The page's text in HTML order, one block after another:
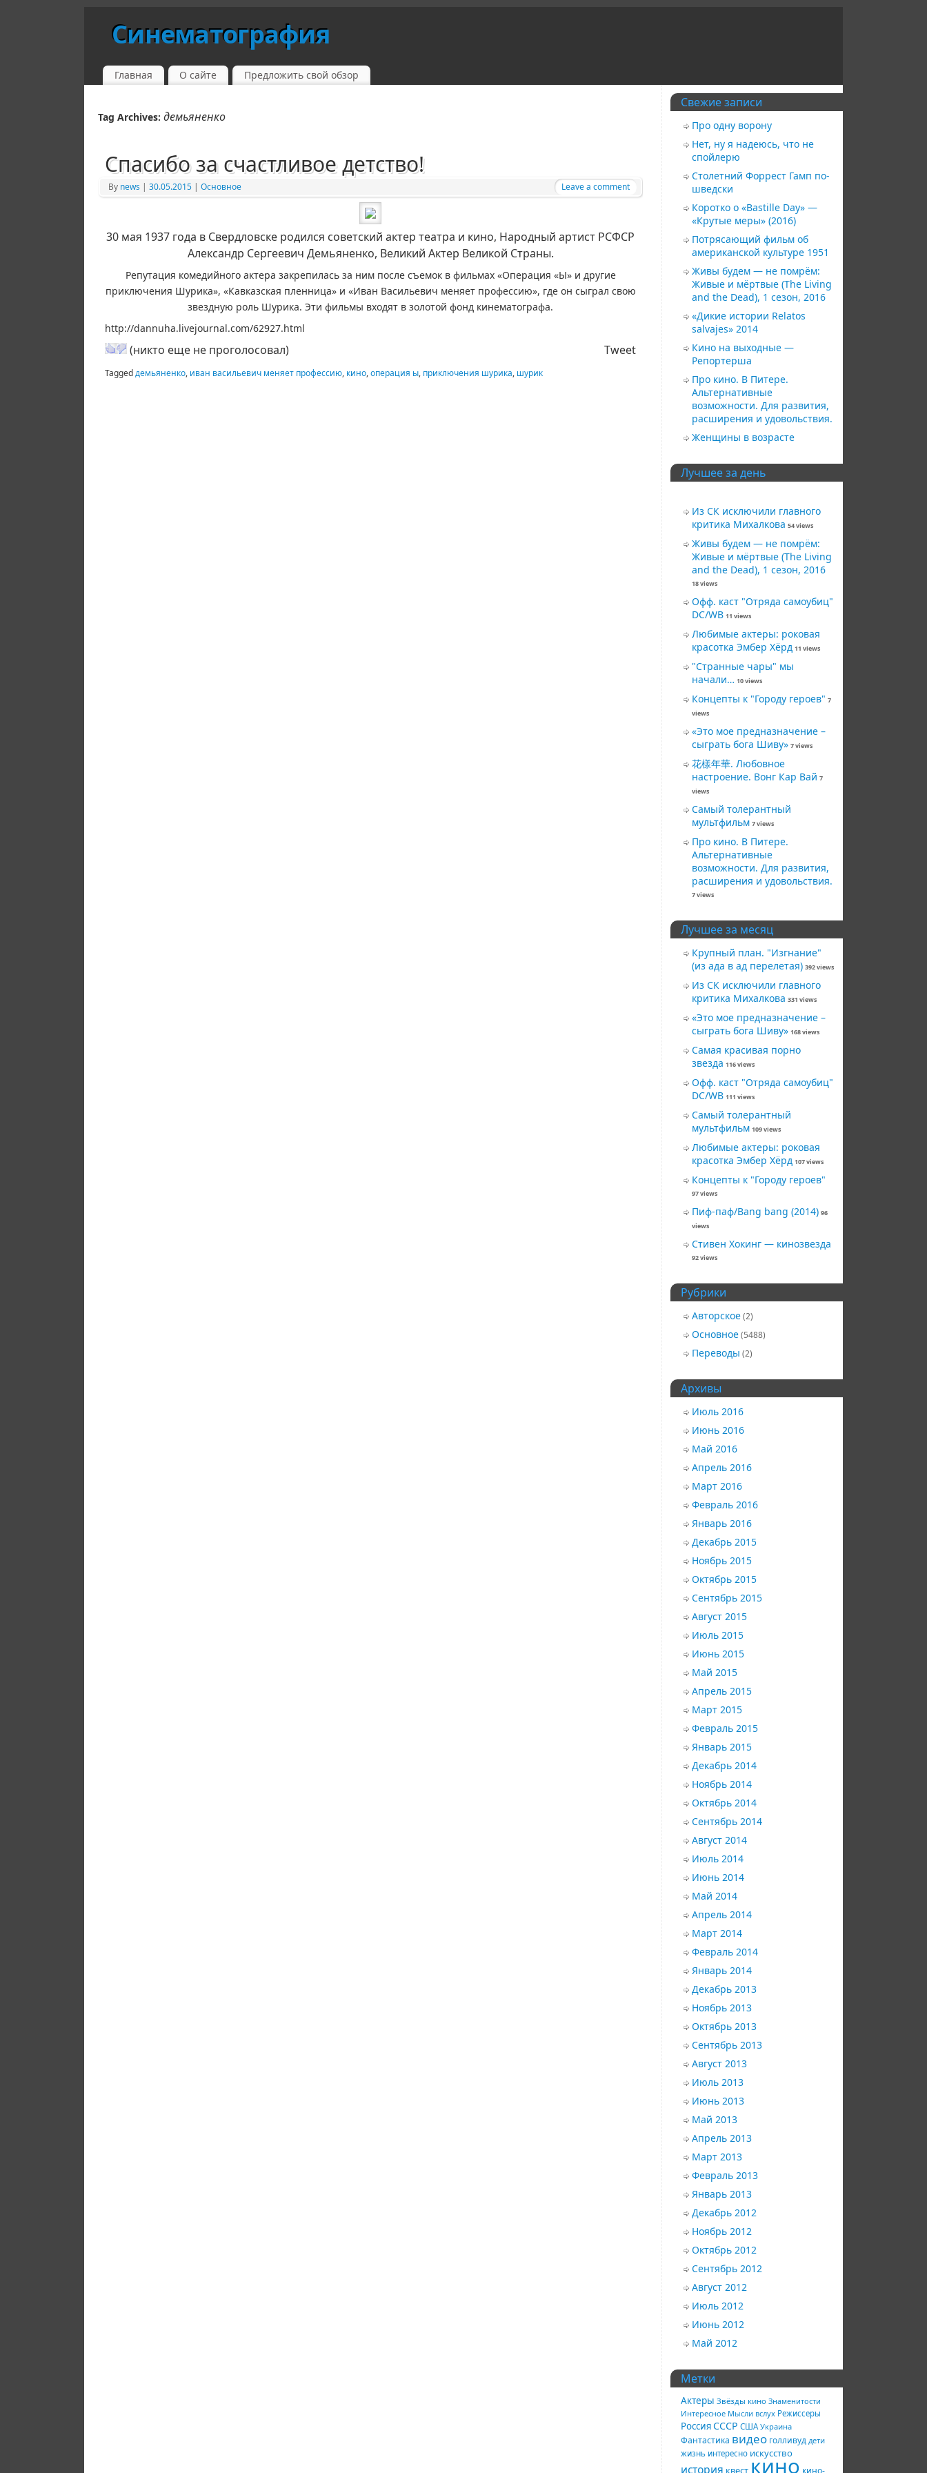
Синематография
Главная О сайте Предложить свой обзор
Tag Archives: демьяненко
Спасибо за счастливое детство!
By news | 30.05.2015 | Основное Leave a comment
30 мая 1937 года в Свердловске родился советский актер театра и кино, Народный артист РСФСР
Александр Сергеевич Демьяненко, Великий Актер Великой Страны.
Репутация комедийного актера закрепилась за ним после съемок в фильмах «Операция «Ы» и другие
приключения Шурика», «Кавказская пленница» и «Иван Васильевич меняет профессию», где он сыграл свою
звездную роль Шурика. Эти фильмы входят в золотой фонд кинематографа.
http://dannuha.livejournal.com/62927.html
Tweet
(никто еще не проголосовал)
Taggedдемьяненко, иван васильевич меняет профессию, кино,операция ы, приключения шурика, шурик
Свежие записи
Про одну ворону
Нет, ну я надеюсь, что не
спойлерю
Столетний Форрест Гамп по-
шведски
Коротко о «Bastille Day» —
«Крутые меры» (2016)
Потрясающий фильм об
американской культуре 1951
Живы будем — не помрём:
Живые и мёртвые (The Living
and the Dead), 1 сезон, 2016
«Дикие истории Relatos
salvajes» 2014
Кино на выходные —
Репортерша
Про кино. В Питере.
Альтернативные
возможности. Для развития,
расширения и удовольствия.
Женщины в возрасте
Лучшее за день
Из СК исключили главного
критика Михалкова 54 views
Живы будем — не помрём:
Живые и мёртвые (The Living
and the Dead), 1 сезон, 2016
18 views
Офф. каст "Отряда самоубиц"
DC/WB 11 views
Любимые актеры: роковая
красотка Эмбер Хёрд 11 views
"Странные чары" мы
начали… 10 views
Концепты к "Городу героев" 7
views
«Это мое предназначение –
сыграть бога Шиву» 7 views
花樣年華. Любовное
настроение. Вонг Кар Вай 7
views
Самый толерантный
мультфильм 7 views
Про кино. В Питере.
Альтернативные
возможности. Для развития,
расширения и удовольствия.
7 views
Лучшее за месяц
Крупный план. "Изгнание"
(из ада в ад перелетая) 392 views
Из СК исключили главного
критика Михалкова 331 views
«Это мое предназначение –
сыграть бога Шиву» 168 views
Самая красивая порно
звезда 116 views
Офф. каст "Отряда самоубиц"
DC/WB 111 views
Самый толерантный
мультфильм 109 views
Любимые актеры: роковая
красотка Эмбер Хёрд 107 views
Концепты к "Городу героев"
97 views
Пиф-паф/Bang bang (2014) 96
views
Стивен Хокинг — кинозвезда
92 views
Рубрики
Авторское(2)
Основное(5488)
Переводы (2)
Архивы
Июль 2016
Июнь 2016
Май 2016
Апрель 2016
Март 2016
Февраль 2016
Январь 2016
Декабрь 2015
Ноябрь 2015
Октябрь 2015
Сентябрь 2015
Август 2015
Июль 2015
Июнь 2015
Май 2015
Апрель 2015
Март 2015
Февраль 2015
Январь 2015
Декабрь 2014
Ноябрь 2014
Октябрь 2014
Сентябрь 2014
Август 2014
Июль 2014
Июнь 2014
Май 2014
Апрель 2014
Март 2014
Февраль 2014
Январь 2014
Декабрь 2013
Ноябрь 2013
Октябрь 2013
Сентябрь 2013
Август 2013
Июль 2013
Июнь 2013
Май 2013
Апрель 2013
Март 2013
Февраль 2013
Январь 2013
Декабрь 2012
Ноябрь 2012
Октябрь 2012
Сентябрь 2012
Август 2012
Июль 2012
Июнь 2012
Май 2012
Метки
Актеры Звёзды кино Знаменитости
Интересное Мысли вслух Режиссеры
Россия СССР США Украина
Фантастика видео голливуд дети
жизнь интересно искусство
история квесткино кино-